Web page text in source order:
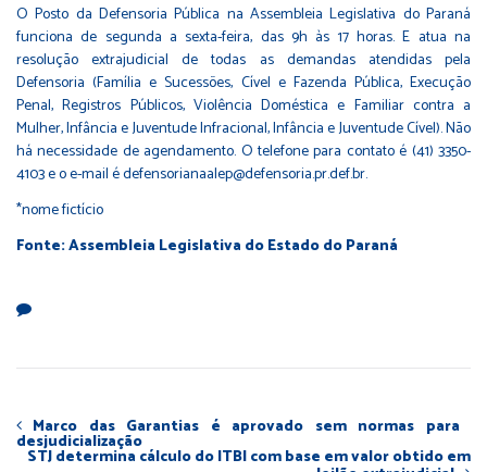
O Posto da Defensoria Pública na Assembleia Legislativa do Paraná
funciona de segunda a sexta-feira, das 9h às 17 horas. E atua na
resolução extrajudicial de todas as demandas atendidas pela
Defensoria (Família e Sucessões, Cível e Fazenda Pública, Execução
Penal, Registros Públicos, Violência Doméstica e Familiar contra a
Mulher, Infância e Juventude Infracional, Infância e Juventude Cível). Não
há necessidade de agendamento. O telefone para contato é (41) 3350-
4103 e o e-mail é defensorianaalep@defensoria.pr.def.br.
*nome fictício
Fonte: Assembleia Legislativa do Estado do Paraná
Marco das Garantias é aprovado sem normas para
desjudicialização
STJ determina cálculo do ITBI com base em valor obtido em